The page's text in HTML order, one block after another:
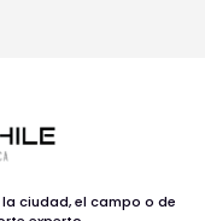
ciudad, el campo o de